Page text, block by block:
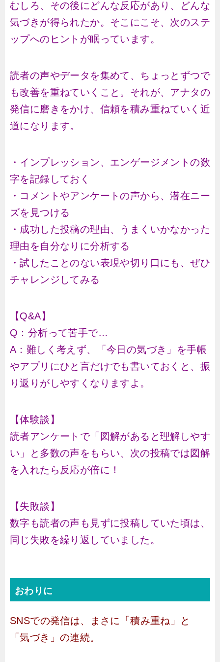
むしろ、その後にどんな反応があり、どんな
気づきが得られたか。そこにこそ、次のステ
ップへのヒントが眠っています。
読者の声やデータを集めて、ちょっとずつで
も改善を重ねていくこと。それが、アナタの
発信に磨きをかけ、信頼を積み重ねていく近
道になります。
・インプレッション、エンゲージメントの数
字を記録しておく
・コメントやアンケートの声から、潜在ニー
ズを見つける
・成功した投稿の理由、うまくいかなかった
理由を自分なりに分析する
・試したことのない表現や切り口にも、ぜひ
チャレンジしてみる
【Q&A】
Q：分析って苦手で…
A：難しく考えず、「今日の気づき」を手帳
やアプリにひと言だけでも書いておくと、振
り返りがしやすくなりますよ。
【体験談】
読者アンケートで「図解があると理解しやす
い」と多数の声をもらい、次の投稿では図解
を入れたら反応が倍に！
【失敗談】
数字も読者の声も見ずに投稿していた頃は、
同じ失敗を繰り返していました。
おわりに
SNSでの発信は、まさに「積み重ね」と
「気づき」の連続。